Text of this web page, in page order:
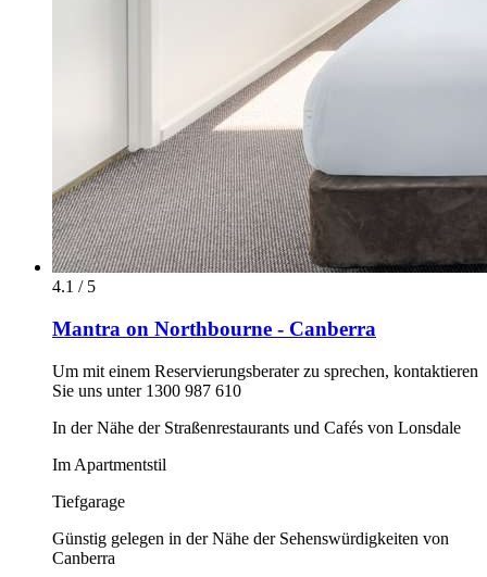
4.1 / 5
Mantra on Northbourne - Canberra
Um mit einem Reservierungsberater zu sprechen, kontaktieren
Sie uns unter 1300 987 610
In der Nähe der Straßenrestaurants und Cafés von Lonsdale
Im Apartmentstil
Tiefgarage
Günstig gelegen in der Nähe der Sehenswürdigkeiten von
Canberra